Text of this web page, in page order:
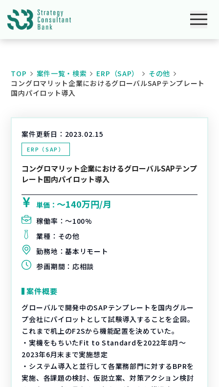
TOP 案件一覧・検索 ERP（SAP）
その他
コングロマリット企業におけるグローバルSAPテンプレート
国内パイロット導入
案件更新日： 2023.02.15
ERP（SAP）
コングロマリット企業におけるグローバルSAPテンプ
レート国内パイロット導入
単価：〜140万円/月
稼働率：〜100%
業種： その他
勤務地：基本リモート
参画期間： 応相談
案件概要
グローバルで開発中のSAPテンプレートを国内グルー
プ会社にパイロットとして試験導入することを企図。
これまで机上のF2Sから機能配置を決めていた。
・実機をもちいたFit to Standardを2022年8月～
2023年6月末まで実施想定
・システム導入と並行して各業務部門に対するBPRを
実施、各課題の検討、仮説立案、対策アクション検討